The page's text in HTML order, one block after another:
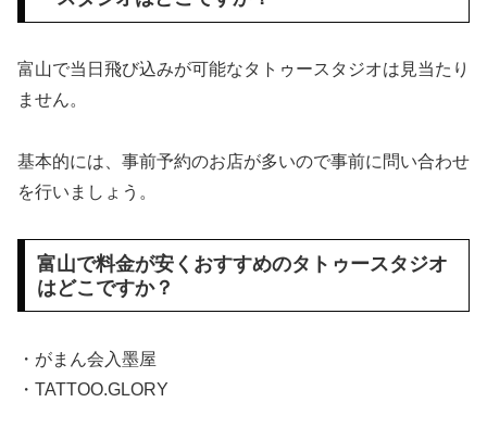
富山で当日飛び込みが可能なタトゥースタジオは見当たり
ません。
基本的には、事前予約のお店が多いので事前に問い合わせ
を行いましょう。
富山で料金が安くおすすめのタトゥースタジオ
はどこですか？
・がまん会入墨屋
・TATTOO.GLORY